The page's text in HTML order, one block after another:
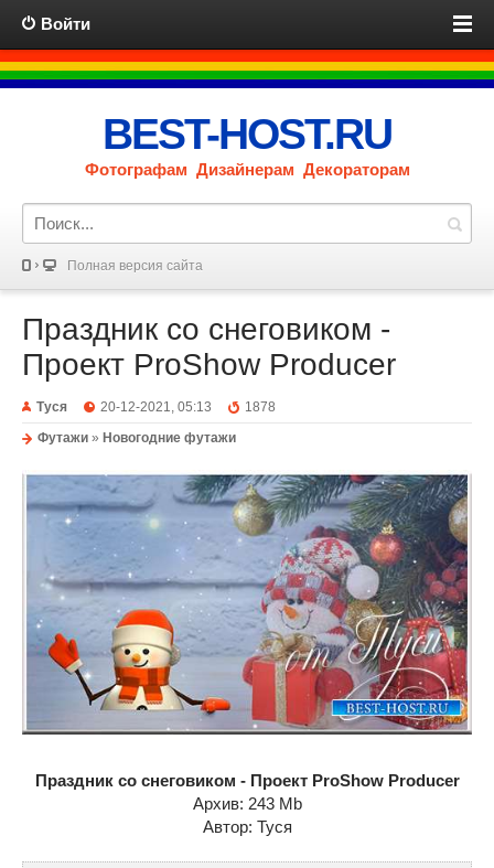
Войти
BEST-HOST.RU
Фотографам Дизайнерам Декораторам
Полная версия сайта
Праздник со снеговиком -
Проект ProShow Producer
Туся 20-12-2021, 05:13
1878
Футажи » Новогодние футажи
Праздник со снеговиком - Проект ProShow Producer
Архив: 243 Mb
Автор: Туся